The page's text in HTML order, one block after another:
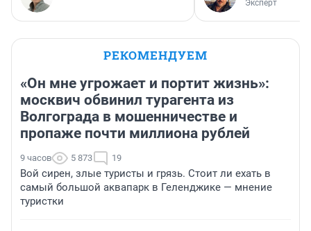
Эксперт
РЕКОМЕНДУЕМ
«Он мне угрожает и портит жизнь»:
москвич обвинил турагента из
Волгограда в мошенничестве и
пропаже почти миллиона рублей
9 часов 5 873 19
Вой сирен, злые туристы и грязь. Стоит ли ехать в
самый большой аквапарк в Геленджике — мнение
туристки